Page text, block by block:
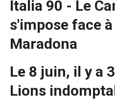
Italia 90 - Le
s'impose face
Maradona
Le 8 juin, il y a
Lions
Nécessaire
Ces cookies ne
facultatifs. Ils
sont
nécessaires au